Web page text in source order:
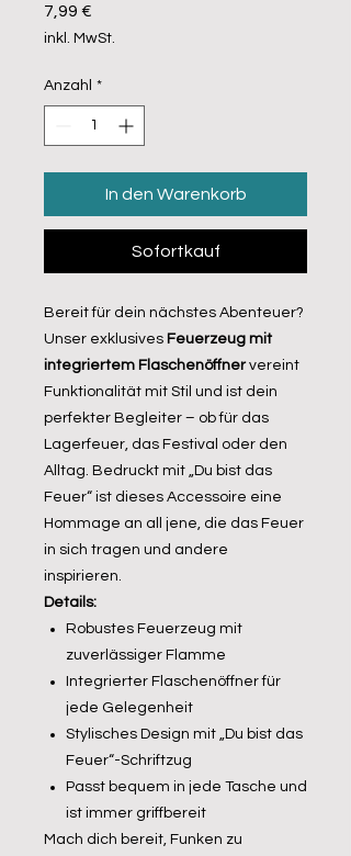
7,99 €
inkl. MwSt.
Anzahl *
In den Warenkorb
Sofortkauf
Bereit für dein nächstes Abenteuer?
Unser exklusives Feuerzeug mit
integriertem Flaschenöffnervereint
Funktionalität mit Stil und ist dein
perfekter Begleiter – ob für das
Lagerfeuer, das Festival oder den
Alltag. Bedruckt mit „Du bist das
Feuer“ ist dieses Accessoire eine
Hommage an all jene, die das Feuer
in sich tragen und andere
inspirieren.
Details:
Robustes Feuerzeug mit
zuverlässiger Flamme
Integrierter Flaschenöffner für
jede Gelegenheit
Stylisches Design mit „Du bist das
Feuer“-Schriftzug
Passt bequem in jede Tasche und
ist immer griffbereit
Mach dich bereit, Funken zu